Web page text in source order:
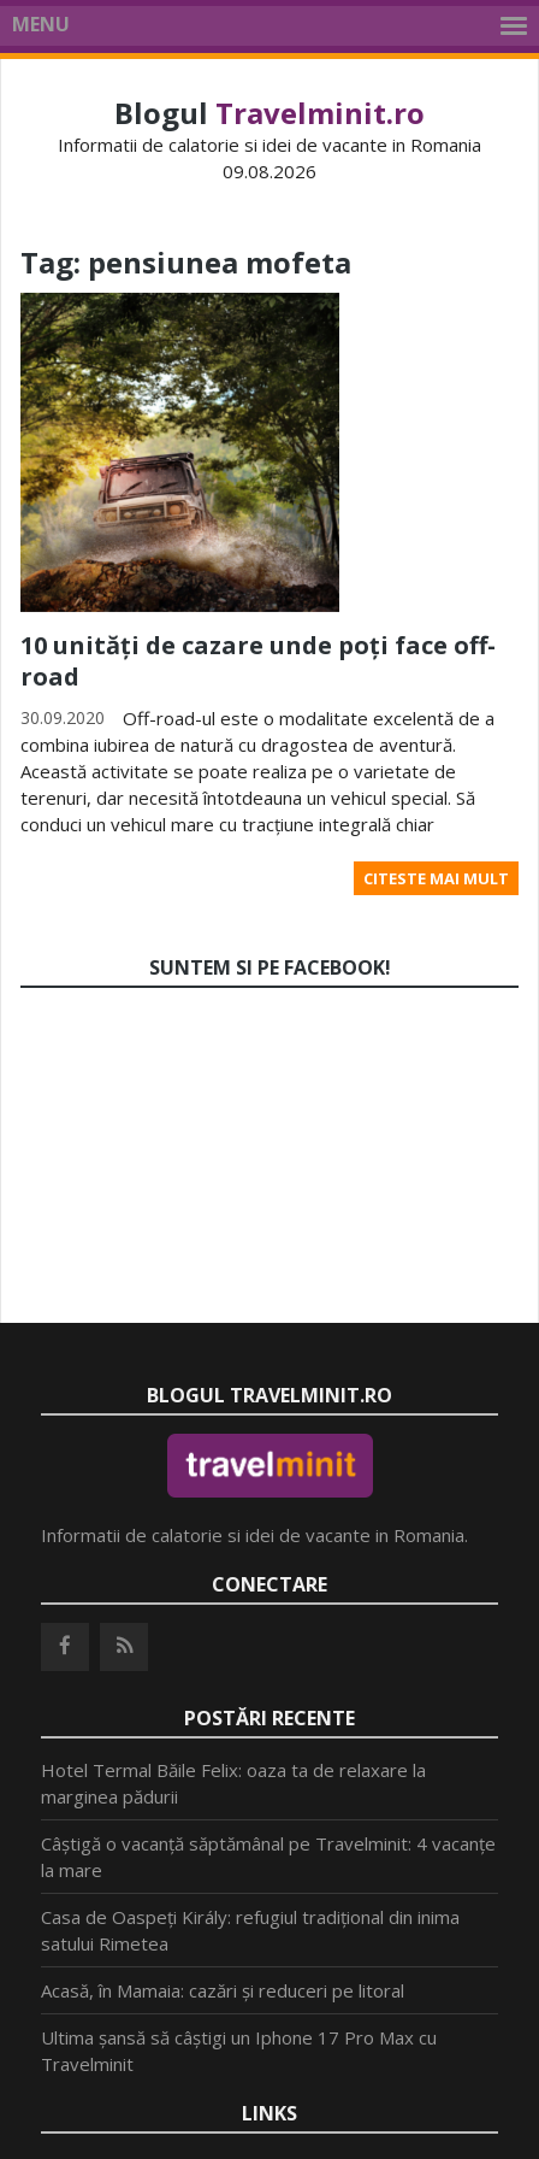
MENU
Blogul Travelminit.ro
Informatii de calatorie si idei de vacante in Romania
09.08.2026
Tag: pensiunea mofeta
10 unități de cazare unde poți face off-
road
30.09.2020
Off-road-ul este o modalitate excelentă de a
combina iubirea de natură cu dragostea de aventură.
Această activitate se poate realiza pe o varietate de
terenuri, dar necesită întotdeauna un vehicul special. Să
conduci un vehicul mare cu tracțiune integrală chiar
CITESTE MAI MULT
SUNTEM SI PE FACEBOOK!
BLOGUL TRAVELMINIT.RO
Informatii de calatorie si idei de vacante in Romania.
CONECTARE
POSTĂRI RECENTE
Hotel Termal Băile Felix: oaza ta de relaxare la
marginea pădurii
Câștigă o vacanță săptămânal pe Travelminit: 4 vacanțe
la mare
Casa de Oaspeți Király: refugiul tradițional din inima
satului Rimetea
Acasă, în Mamaia: cazări și reduceri pe litoral
Ultima șansă să câștigi un Iphone 17 Pro Max cu
Travelminit
LINKS